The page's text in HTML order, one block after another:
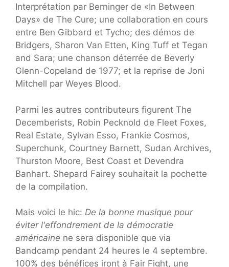
Interprétation par Berninger de «In Between
Days» de The Cure; une collaboration en cours
entre Ben Gibbard et Tycho; des démos de
Bridgers, Sharon Van Etten, King Tuff et Tegan
and Sara; une chanson déterrée de Beverly
Glenn-Copeland de 1977; et la reprise de Joni
Mitchell par Weyes Blood.
Parmi les autres contributeurs figurent The
Decemberists, Robin Pecknold de Fleet Foxes,
Real Estate, Sylvan Esso, Frankie Cosmos,
Superchunk, Courtney Barnett, Sudan Archives,
Thurston Moore, Best Coast et Devendra
Banhart. Shepard Fairey souhaitait la pochette
de la compilation.
Mais voici le hic: De la bonne musique pour
éviter l'effondrement de la démocratie
américaine ne sera disponible que via
Bandcamp pendant 24 heures le 4 septembre.
100% des bénéfices iront à Fair Fight, une